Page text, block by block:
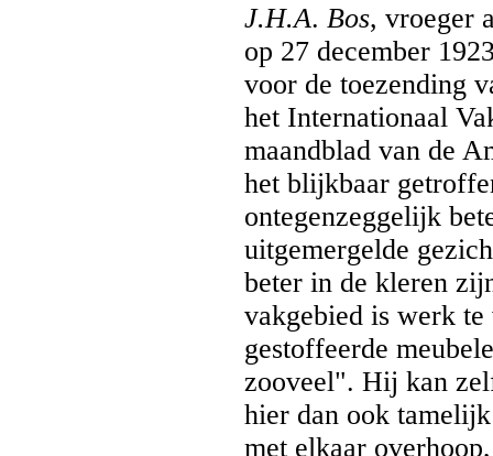
J.H.A. Bos, vroeger
op 27 december
voor de toezending
het Internationaal
maandblad van de
het blijkbaar
ontegenzeggelijk
uitgemergelde
beter in de kleren
vakgebied is werk
gestoffeerde
zooveel". Hij kan
hier dan ook
met elkaar